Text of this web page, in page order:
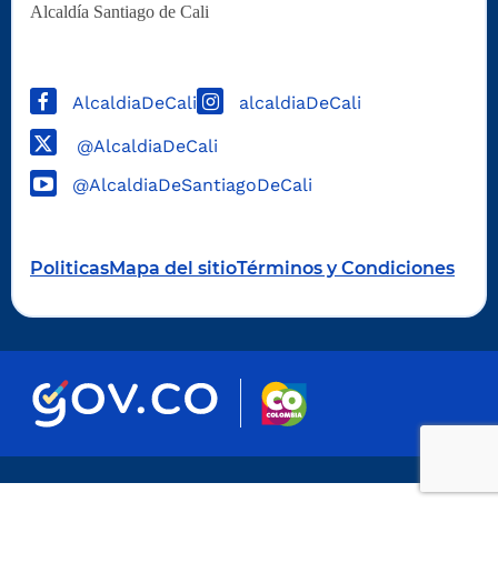
Alcaldía Santiago de Cali
AlcaldiaDeCali alcaldiaDeCali
@AlcaldiaDeCali
@AlcaldiaDeSantiagoDeCali
PoliticasMapa del sitioTérminos y Condiciones